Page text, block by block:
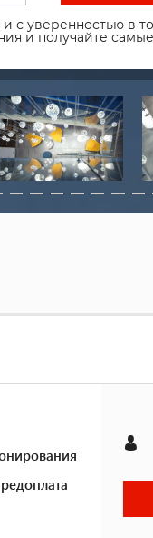
с уверенностью в
и получайте